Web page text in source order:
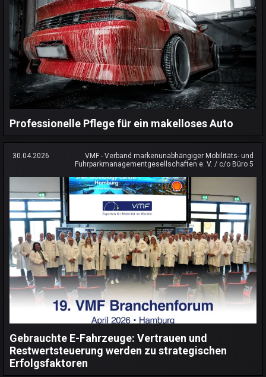
Professionelle Pflege für ein makelloses Auto
30.04.2026
VMF - Verband markenunabhängiger Mobilitäts- und
Fuhrparkmanagementgesellschaften e. V. / c/o Büro 5
Gebrauchte E-Fahrzeuge: Vertrauen und
Restwertsteuerung werden zu strategischen
Erfolgsfaktoren